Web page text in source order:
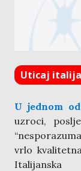
Uticaj
U jednom
uzroci,
vrlo
Italijanska